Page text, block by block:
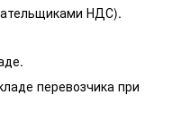
НДС).
перевозчика при